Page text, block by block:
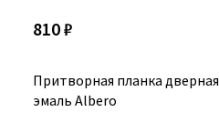
810 ₽
Притворная планка дверная
эмаль Albero